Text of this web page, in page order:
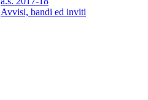
Avvisi, bandi ed inviti